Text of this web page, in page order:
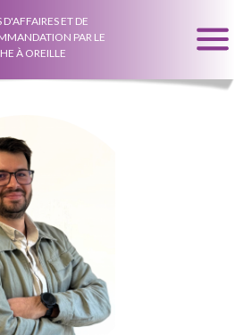
D'AFFAIRES ET DE
PAR LE
À OREILLE